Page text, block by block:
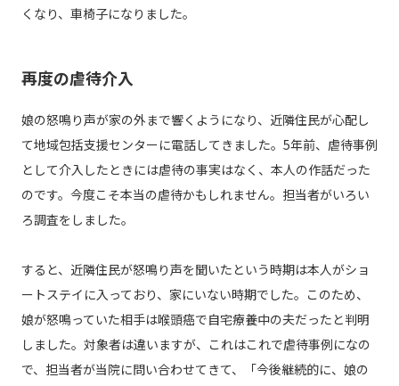
くなり、車椅子になりました。
再度の虐待介入
娘の怒鳴り声が家の外まで響くようになり、近隣住民が心配し
て地域包括支援センターに電話してきました。5年前、虐待事例
として介入したときには虐待の事実はなく、本人の作話だった
のです。今度こそ本当の虐待かもしれません。担当者がいろい
ろ調査をしました。
すると、近隣住民が怒鳴り声を聞いたという時期は本人がショ
ートステイに入っており、家にいない時期でした。このため、
娘が怒鳴っていた相手は喉頭癌で自宅療養中の夫だったと判明
しました。対象者は違いますが、これはこれで虐待事例になの
で、担当者が当院に問い合わせてきて、「今後継続的に、娘の